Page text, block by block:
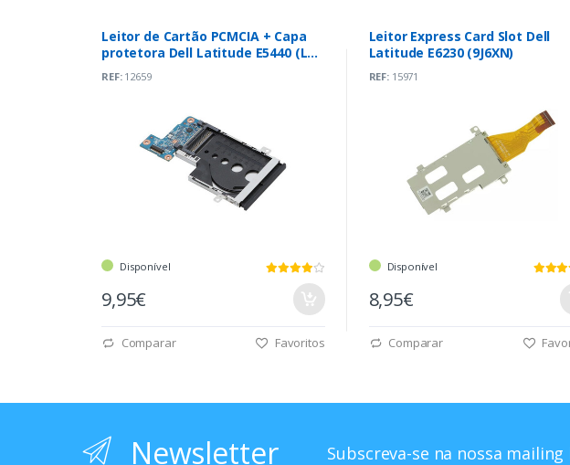
Leitor de Cartão PCMCIA + Capa
protetora Dell Latitude E5440 (LS-
9838P)
REF:12659
Disponível
9,95€
Comparar Favoritos
Leitor Express Card Slot Dell
Latitude E6230 (9J6XN)
REF:15971
Disponível
8,95€
Comparar
Newsletter Subscreva-se na nossa